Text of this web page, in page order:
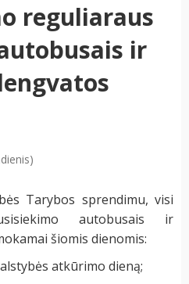
reguliaraus
ir
Tarybos sprendimu, visi
autobusais ir
šiomis dienomis:
atkūrimo dieną;